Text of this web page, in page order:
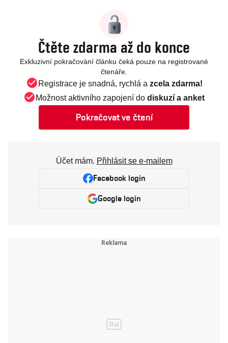
Čtěte zdarma až do konce
Exkluzivní pokračování článku čeká pouze na registrované
čtenáře.
Registrace je snadná, rychlá a zcela zdarma!
Možnost aktivního zapojení do diskuzí a anket
Pokračovat ve čtení
Účet mám. Přihlásit se e-mailem
Facebook login
Google login